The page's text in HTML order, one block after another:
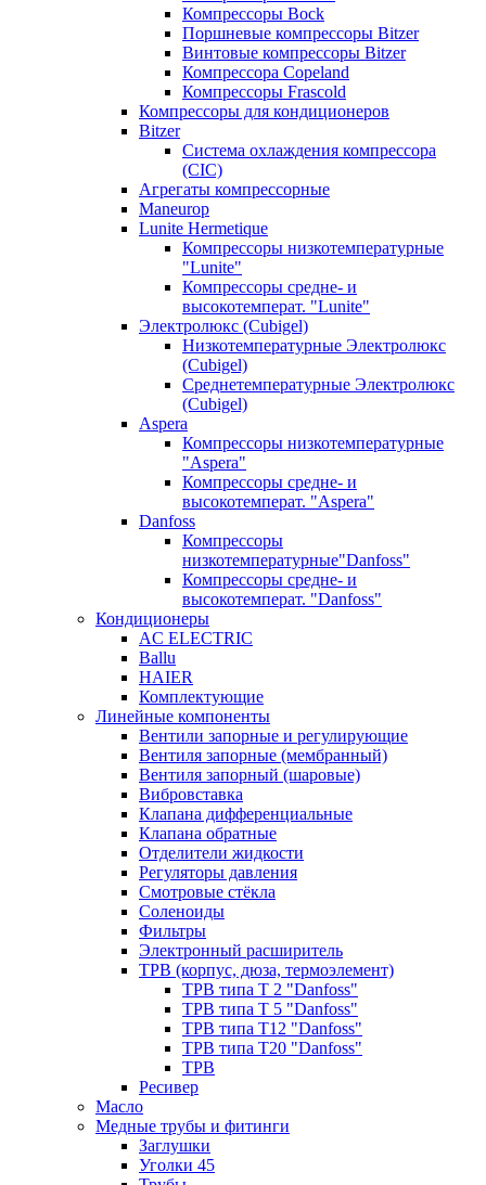
Компрессоры Bock
Поршневые компрессоры Bitzer
Винтовые компрессоры Bitzer
Компрессора Copeland
Компрессоры Frascold
Компрессоры для кондиционеров
Bitzer
Система охлаждения компрессора
(CIC)
Агрегаты компрессорные
Maneurop
Lunite Hermetique
Компрессоры низкотемпературные
"Lunite"
Компрессоры средне- и
высокотемперат. "Lunite"
Электролюкс (Cubigel)
Низкотемпературные Электролюкс
(Cubigel)
Среднетемпературные Электролюкс
(Cubigel)
Aspera
Компрессоры низкотемпературные
"Aspera"
Компрессоры средне- и
высокотемперат. "Aspera"
Danfoss
Компрессоры
низкотемпературные"Danfoss"
Компрессоры средне- и
высокотемперат. "Danfoss"
Кондиционеры
AC ELECTRIC
Ballu
HAIER
Комплектующие
Линейные компоненты
Вентили запорные и регулирующие
Вентиля запорные (мембранный)
Вентиля запорный (шаровые)
Вибровставка
Клапана дифференциальные
Клапана обратные
Отделители жидкости
Регуляторы давления
Смотровые стёкла
Соленоиды
Фильтры
Электронный расширитель
ТРВ (корпус, дюза, термоэлемент)
ТРВ типа Т 2 "Danfoss"
ТРВ типа Т 5 "Danfoss"
ТРВ типа Т12 "Danfoss"
ТРВ типа Т20 "Danfoss"
ТРВ
Ресивер
Масло
Медные трубы и фитинги
Заглушки
Уголки 45